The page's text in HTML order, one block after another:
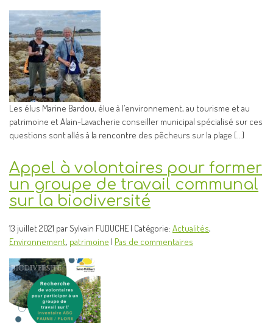
Les élus Marine Bardou, élue à l’environnement, au tourisme et au
patrimoine et Alain-Lavacherie conseiller municipal spécialisé sur ces
questions sont allés à la rencontre des pêcheurs sur la plage […]
Appel à volontaires pour former
un groupe de travail communal
sur la biodiversité
13 juillet 2021 par Sylvain FUDUCHE | Catégorie: Actualités,
Environnement, patrimoine | Pas de commentaires